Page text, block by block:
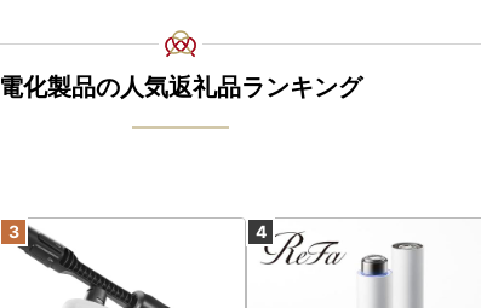
(焼津市ふるさと納税課：054-626-9406)
電化製品の人気返礼品ランキング